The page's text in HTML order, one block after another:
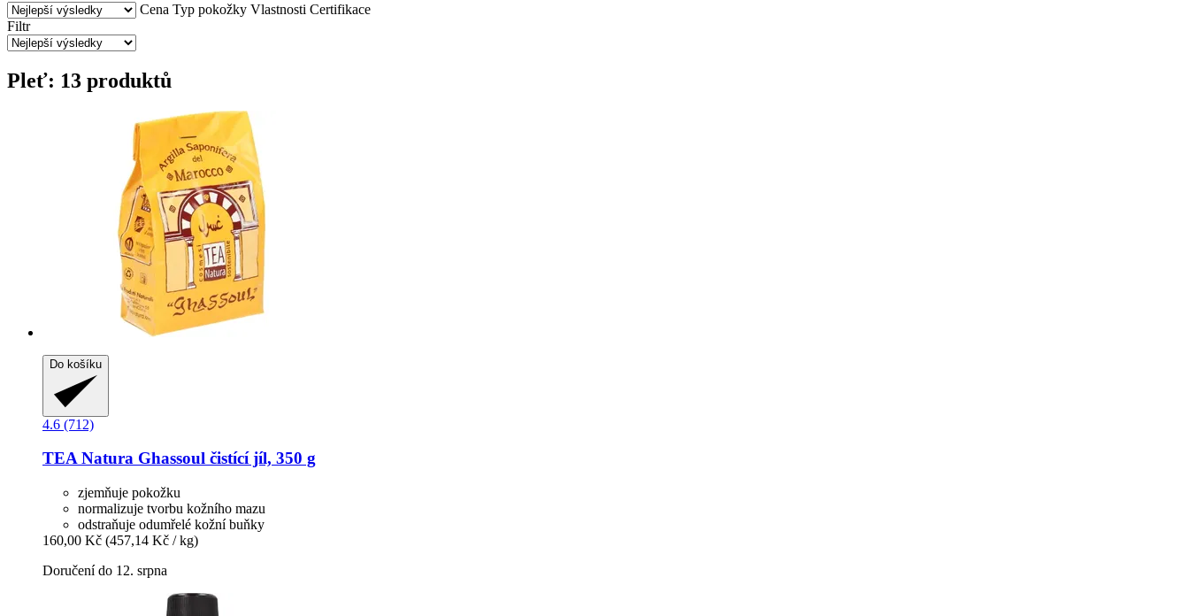
Cena Typ pokožky Vlastnosti Certifikace
Filtr
Pleť: 13 produktů
Do košíku
4.6 (712)
TEA Natura Ghassoul čistící jíl, 350 g
zjemňuje pokožku
normalizuje tvorbu kožního mazu
odstraňuje odumřelé kožní buňky
160,00 Kč (457,14 Kč / kg)
Doručení do 12. srpna